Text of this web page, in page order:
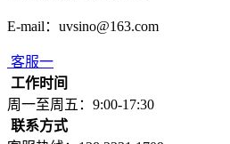
E-mail：uvsino@163.com
客服一
工作时间
周一至周五：9:00-17:30
联系方式